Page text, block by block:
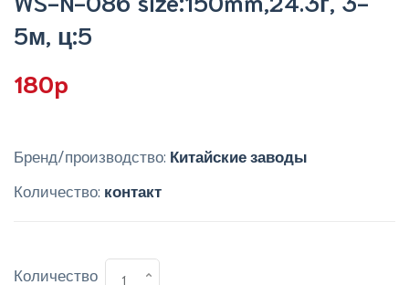
5м, ц:5
180p
Бренд/производство: Китайские заводы
Количество: контакт
Количество